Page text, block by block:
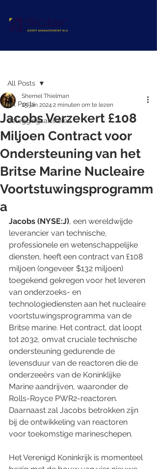
All Posts
Beleggingsartikelen
All Posts
Jacobs Verzekert £108
Miljoen Contract voor
Ondersteuning van het
Britse Marine Nucleaire
Voortstuwingsprogramm
a
Shernel Thielman
25 jan 2024 2 minuten om te lezen
Jacobs (NYSE:J), een wereldwijde
leverancier van technische,
professionele en wetenschappelijke
diensten, heeft een contract van £108
miljoen (ongeveer $132 miljoen)
toegekend gekregen voor het leveren
van onderzoeks- en
technologiediensten aan het nucleaire
voortstuwingsprogramma van de
Britse marine. Het contract, dat loopt
tot 2032, omvat cruciale technische
ondersteuning gedurende de
levensduur van de reactoren die de
onderzeeërs van de Koninklijke
Marine aandrijven, waaronder de
Rolls-Royce PWR2-reactoren.
Daarnaast zal Jacobs betrokken zijn
bij de ontwikkeling van reactoren
voor toekomstige marineschepen.
Het Verenigd Koninkrijk is momenteel